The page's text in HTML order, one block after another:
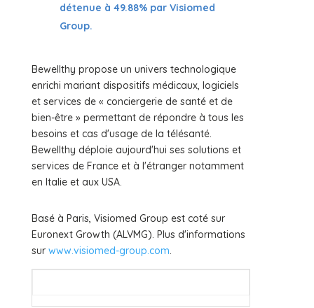
détenue à 49.88% par Visiomed
Group.
Bewellthy propose un univers technologique
enrichi mariant dispositifs médicaux, logiciels
et services de « conciergerie de santé et de
bien-être » permettant de répondre à tous les
besoins et cas d'usage de la télésanté.
Bewellthy déploie aujourd'hui ses solutions et
services de France et à l'étranger notamment
en Italie et aux USA.
Basé à Paris, Visiomed Group est coté sur
Euronext Growth (ALVMG). Plus d'informations
sur www.visiomed-group.com